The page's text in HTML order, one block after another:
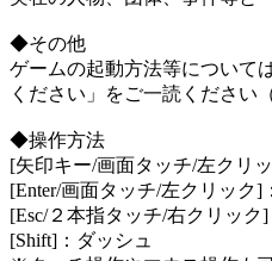
◆その他
ゲームの起動方法等について
ください」をご一読ください
◆操作方法
[矢印キー/画面タッチ/左クリ
[Enter/画面タッチ/左クリック]
[Esc/２本指タッチ/右クリッ
[Shift]：ダッシュ